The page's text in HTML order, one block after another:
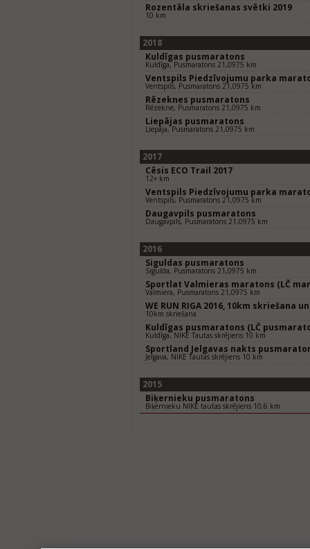
Rozentāla skriešanas svētki 2019
10 km
2018
Kuldīgas pusmaratons
Kuldīga, Pusmaratons 21,0975 km
Ventspils Piedzīvojumu parka
Ventspils, Pusmaratons 21,0975 km
Rēzeknes pusmaratons
Rēzekne, Pusmaratons 21,0975 km
Liepājas pusmaratons
Liepāja, Pusmaratons 21,0975 km
2017
Cēsis ECO Trail 2017
12+ km
Ventspils Piedzīvojumu parka
Ventspils, Pusmaratons 21,0975 km
Daugavpils pusmaratons
Daugavpils, Pusmaratons 21,0975 km
2016
Siguldas pusmaratons
Sigulda, Pusmaratons 21,0975 km
Sportlat Valmieras maratons (LČ
Valmiera, Pusmaratons 21,0975 km
WE RUN RIGA 2016, 10km skriešana
10km skriešana
Kuldīgas pusmaratons (LČ
Kuldīga, NIKE Tautas skrējiens 10 km
Sportland Jelgavas nakts
Jelgava, NIKE Tautas skrējiens 10 km
2015
Biķernieku pusmaratons
Biķernieku NIKE tautas skrējiens 10,6 km